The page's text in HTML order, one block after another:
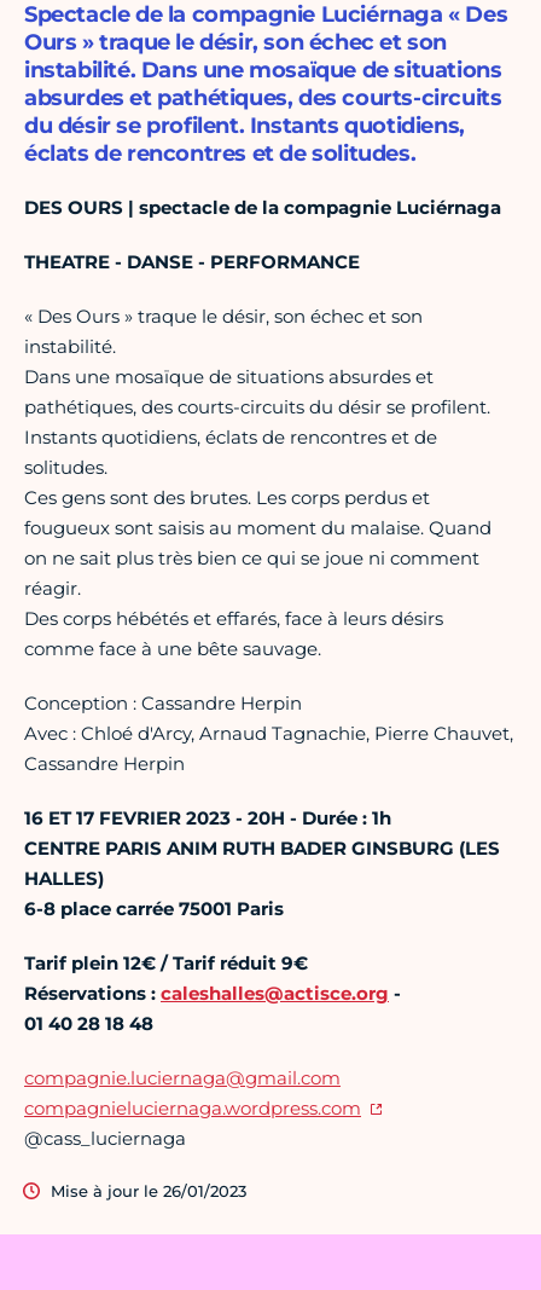
Spectacle de la compagnie Luciérnaga « Des
Ours » traque le désir, son échec et son
instabilité. Dans une mosaïque de situations
absurdes et pathétiques, des courts-circuits
du désir se profilent. Instants quotidiens,
éclats de rencontres et de solitudes.
DES OURS | spectacle de la compagnie Luciérnaga
THEATRE - DANSE - PERFORMANCE
« Des Ours » traque le désir, son échec et son
instabilité.
Dans une mosaïque de situations absurdes et
pathétiques, des courts-circuits du désir se profilent.
Instants quotidiens, éclats de rencontres et de
solitudes.
Ces gens sont des brutes. Les corps perdus et
fougueux sont saisis au moment du malaise. Quand
on ne sait plus très bien ce qui se joue ni comment
réagir.
Des corps hébétés et effarés, face à leurs désirs
comme face à une bête sauvage.
Conception : Cassandre Herpin
Avec : Chloé d'Arcy, Arnaud Tagnachie, Pierre Chauvet,
Cassandre Herpin
16 ET 17 FEVRIER 2023 - 20H - Durée : 1h
CENTRE PARIS ANIM RUTH BADER GINSBURG (LES
HALLES)
6-8 place carrée 75001 Paris
Tarif plein 12€ / Tarif réduit 9€
Réservations : caleshalles@actisce.org -
01 40 28 18 48
compagnie.luciernaga@gmail.com
compagnieluciernaga.wordpress.com
@cass_luciernaga
Mise à jour le 26/01/2023